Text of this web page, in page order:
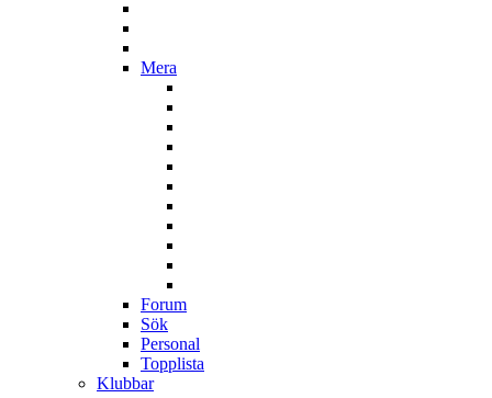
Mera
Forum
Sök
Personal
Topplista
Klubbar